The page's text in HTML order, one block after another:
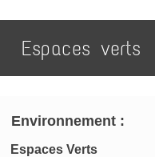
Espaces verts
Environnement :
Espaces Verts